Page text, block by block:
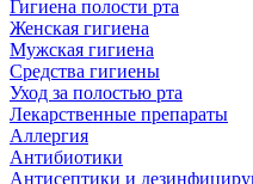
Гигиена полости рта
Женская гигиена
Мужская гигиена
Средства гигиены
Уход за полостью рта
Лекарственные препараты
Аллергия
Антибиотики
Антисептики и